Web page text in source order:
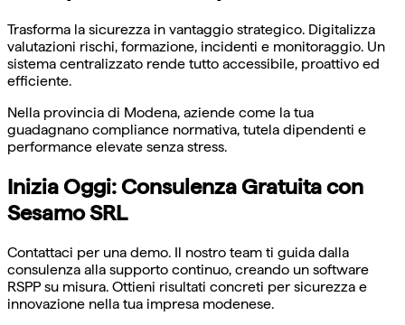
Trasforma la sicurezza in vantaggio strategico. Digitalizza
valutazioni rischi, formazione, incidenti e monitoraggio. Un
sistema centralizzato rende tutto accessibile, proattivo ed
efficiente.
Nella provincia di Modena, aziende come la tua
guadagnano compliance normativa, tutela dipendenti e
performance elevate senza stress.
Inizia Oggi: Consulenza Gratuita con
Sesamo SRL
Contattaci per una demo. Il nostro team ti guida dalla
consulenza alla supporto continuo, creando un software
RSPP su misura. Ottieni risultati concreti per sicurezza e
innovazione nella tua impresa modenese.